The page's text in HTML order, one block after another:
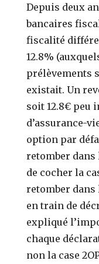
Depuis deux
bancaires
fiscalité
12.8%
prélèvements
existait. Un
soit 12.8€ peu
d’assurance-
option par
retomber
de cocher la
retomber dans
en train de
expliqué
chaque
non la case